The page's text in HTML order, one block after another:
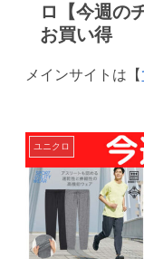
ロ【今週の
お買い得
メインサイトは【
ユニクロ